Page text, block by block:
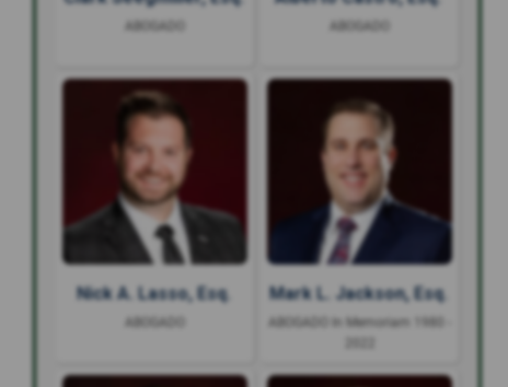
ABOGADO ABOGADO
Nick A. Lasso, Esq.
ABOGADO
Mark L. Jackson, Esq.
ABOGADO In Memoriam 1980 -